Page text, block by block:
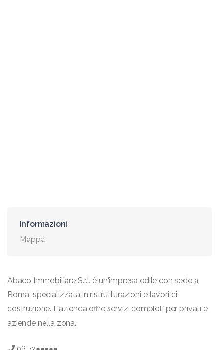
Informazioni
Mappa
Abaco Immobiliare S.r.l. è un'impresa edile con sede a
Roma, specializzata in ristrutturazioni e lavori di
costruzione. L'azienda offre servizi completi per privati e
aziende nella zona.